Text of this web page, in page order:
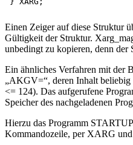
Einen Zeiger auf diese Struktur
Gültigkeit der Struktur.
unbedingt zu kopieren, denn der
Ein ähnliches Verfahren mit der
„AKGV=“, deren Inhalt beliebig
<= 124). Das aufgerufene
Speicher des nachgeladenen
Hierzu das Programm
Kommandozeile, per XARG